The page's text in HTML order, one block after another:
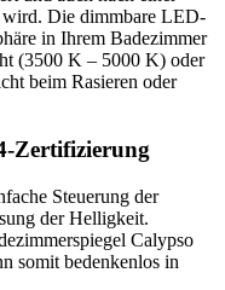
wird. Die dimmbare LED-
in Ihrem Badezimmer
(3500 K – 5000 K) oder
beim Rasieren oder
Zertifizierung
Steuerung der
der Helligkeit.
Calypso
somit bedenkenlos in